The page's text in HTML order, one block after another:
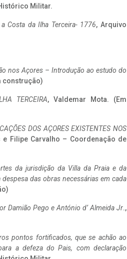
Militar.
Costa da Ilha Terceira- 1776, Arquivo
nos Açores – Introdução ao estudo do
construção)
TERCEIRA, Valdemar Mota. (Em
DOS AÇORES EXISTENTES NOS
Filipe Carvalho – Coordenação de
da jurisdição da Villa da Praia e da
das obras necessárias em cada
Damião Pego e António d’ Almeida Jr.,
pontos fortificados, que se achão ao
a defeza do Pais, com declaração